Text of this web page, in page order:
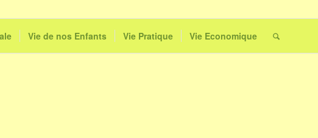
Vie de nos Enfants Vie Pratique Vie Economique